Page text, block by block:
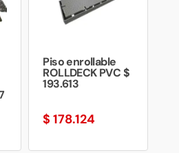
Piso enrollable
ROLLDECK PVC $
193.613
$ 178.124